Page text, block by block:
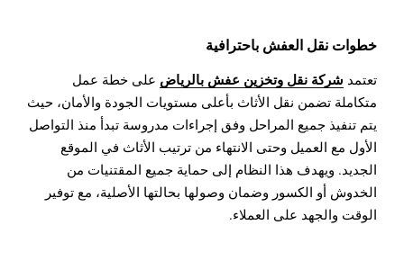
خطوات نقل العفش باحترافية
تعتمد شركة نقل وتخزين عفش بالرياض على خطة عمل
متكاملة تضمن نقل الأثاث بأعلى مستويات الجودة والأمان، حيث
يتم تنفيذ جميع المراحل وفق إجراءات مدروسة تبدأ منذ التواصل
الأول مع العميل وحتى الانتهاء من ترتيب الأثاث في الموقع
الجديد. ويهدف هذا النظام إلى حماية جميع المقتنيات من
الخدوش أو الكسور وضمان وصولها بحالتها الأصلية، مع توفير
الوقت والجهد على العملاء.